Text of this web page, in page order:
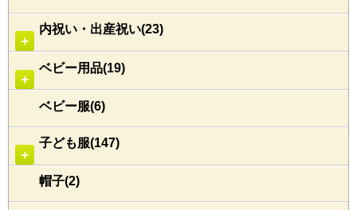
＋
内祝い・出産祝い(23)
＋
ベビー用品(19)
ベビー服(6)
＋
子ども服(147)
帽子(2)